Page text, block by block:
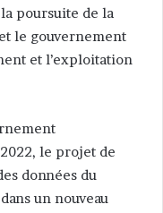
poursuite de la
le gouvernement
et l’exploitation
le projet de
données du
un nouveau